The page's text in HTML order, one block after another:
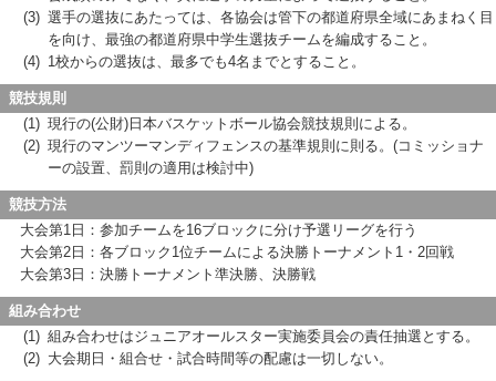
(3) 選手の選抜にあたっては、各協会は管下の都道府県全域にあまねく目
を向け、最強の都道府県中学生選抜チームを編成すること。
(4) 1校からの選抜は、最多でも4名までとすること。
競技規則
(1) 現行の(公財)日本バスケットボール協会競技規則による。
(2) 現行のマンツーマンディフェンスの基準規則に則る。(コミッショナ
ーの設置、罰則の適用は検討中)
競技方法
大会第1日：参加チームを16ブロックに分け予選リーグを行う
大会第2日：各ブロック1位チームによる決勝トーナメント1・2回戦
大会第3日：決勝トーナメント準決勝、決勝戦
組み合わせ
(1) 組み合わせはジュニアオールスター実施委員会の責任抽選とする。
(2) 大会期日・組合せ・試合時間等の配慮は一切しない。